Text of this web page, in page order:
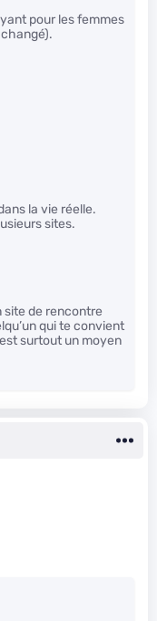
pour les femmes
la vie réelle.
sites.
site de rencontre
qui te convient
surtout un moyen